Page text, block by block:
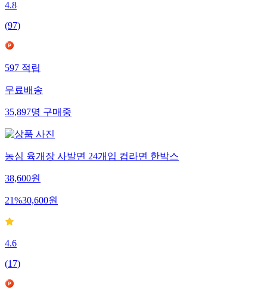
4.8
(97)
597 적립
무료배송
35,897명 구매중
농심 육개장 사발면 24개입 컵라면 한박스
38,600원
21%30,600원
4.6
(17)